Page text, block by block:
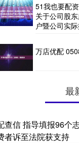
51我也要配
关于公司股
户暨公司实
万店优配
最
查信 指导填报96个
者诉至法院获支持